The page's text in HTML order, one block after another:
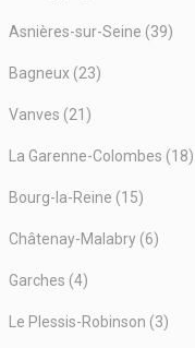
Asnières-sur-Seine (39)
Bagneux (23)
Vanves (21)
La Garenne-Colombes (18)
Bourg-la-Reine (15)
Châtenay-Malabry (6)
Garches (4)
Le Plessis-Robinson (3)